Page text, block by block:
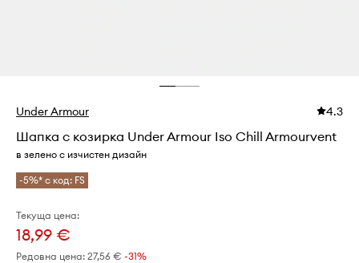
Under Armour 4.3
Шапка с козирка Under Armour Iso Chill Armourvent
в зелено с изчистен дизайн
-5%* с код: FS
Текуща цена:
18,99 €
Редовна цена: 27,56 € -31%